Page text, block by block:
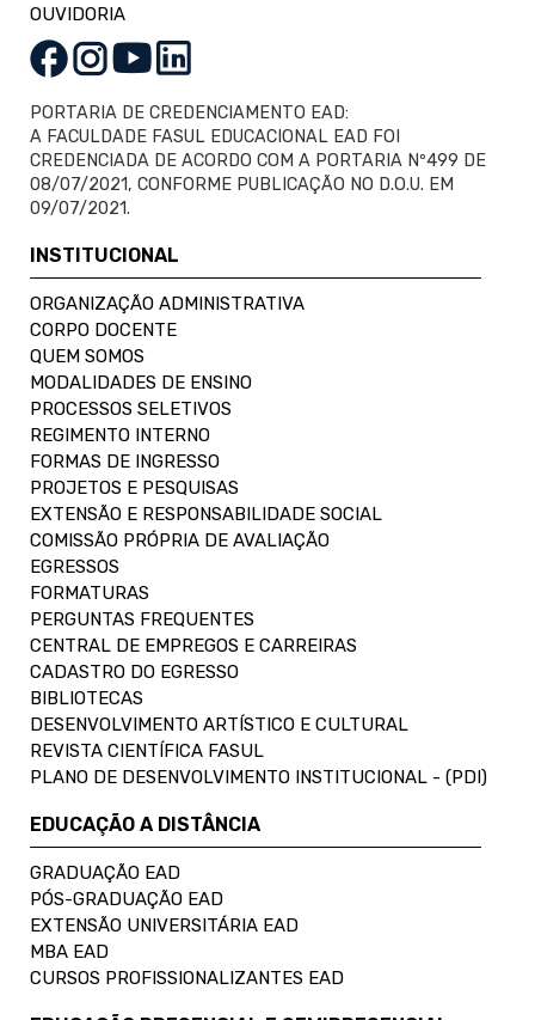
OUVIDORIA
PORTARIA DE CREDENCIAMENTO EAD:
A FACULDADE FASUL EDUCACIONAL EAD FOI
CREDENCIADA DE ACORDO COM A PORTARIA Nº499 DE
08/07/2021, CONFORME PUBLICAÇÃO NO D.O.U. EM
09/07/2021.
INSTITUCIONAL
ORGANIZAÇÃO ADMINISTRATIVA
CORPO DOCENTE
QUEM SOMOS
MODALIDADES DE ENSINO
PROCESSOS SELETIVOS
REGIMENTO INTERNO
FORMAS DE INGRESSO
PROJETOS E PESQUISAS
EXTENSÃO E RESPONSABILIDADE SOCIAL
COMISSÃO PRÓPRIA DE AVALIAÇÃO
EGRESSOS
FORMATURAS
PERGUNTAS FREQUENTES
CENTRAL DE EMPREGOS E CARREIRAS
CADASTRO DO EGRESSO
BIBLIOTECAS
DESENVOLVIMENTO ARTÍSTICO E CULTURAL
REVISTA CIENTÍFICA FASUL
PLANO DE DESENVOLVIMENTO INSTITUCIONAL - (PDI)
EDUCAÇÃO A DISTÂNCIA
GRADUAÇÃO EAD
PÓS-GRADUAÇÃO EAD
EXTENSÃO UNIVERSITÁRIA EAD
MBA EAD
CURSOS PROFISSIONALIZANTES EAD